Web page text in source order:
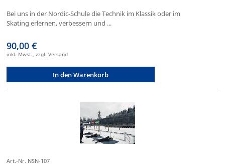
Bei uns in der Nordic-Schule die Technik im Klassik oder im
Skating erlernen, verbessern und ...
90,00 €
inkl. Mwst., zzgl. Versand
In den Warenkorb
Art.-Nr. NSN-107